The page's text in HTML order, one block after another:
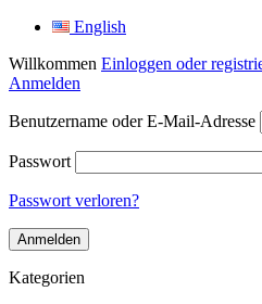
English
Willkommen Einloggen oder
Anmelden
Benutzername oder E-Mail-Adresse
Passwort
Passwort verloren?
Kategorien